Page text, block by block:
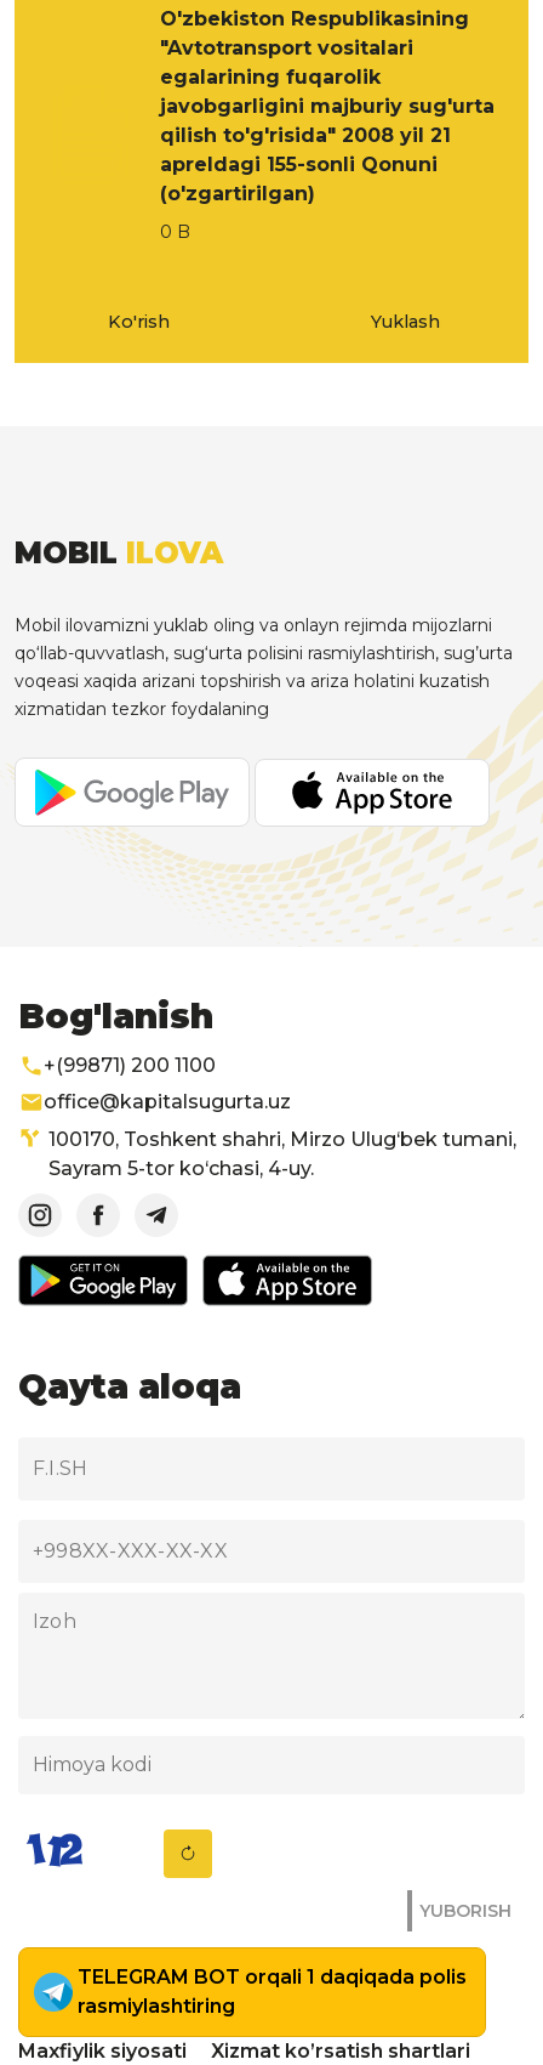
O'zbekiston Respublikasining
"Avtotransport vositalari
egalarining fuqarolik
javobgarligini majburiy sug'urta
qilish to'g'risida" 2008 yil 21
apreldagi 155-sonli Qonuni
(o'zgartirilgan)
0 B
Ko'rish Yuklash
MOBIL ILOVA
Mobil ilovamizni yuklab oling va onlayn rejimda mijozlarni
qo‘llab-quvvatlash, sug‘urta polisini rasmiylashtirish, sug’urta
voqeasi xaqida arizani topshirish va ariza holatini kuzatish
xizmatidan tezkor foydalaning
Bog'lanish
+(99871) 200 1100
office@kapitalsugurta.uz
100170, Toshkent shahri, Mirzo Ulug‘bek tumani,
Sayram 5-tor ko‘chasi, 4-uy.
Qayta aloqa
YUBORISH
TELEGRAM BOT orqali 1 daqiqada polis
rasmiylashtiring
Maxfiylik siyosati
Xizmat ko’rsatish shartlari